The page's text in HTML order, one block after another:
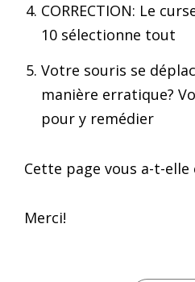
CORRECTION: Le
10 sélectionne tout
Votre souris se
manière erratique?
pour y remédier
Cette page vous a-t-elle
Merci!